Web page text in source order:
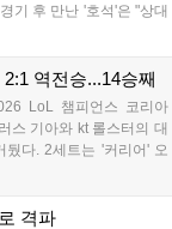
기 후 만난 '호석'은 "상대
있을 것 같았다"고 말하
역전승...14승째
LoL 챔피언스 코리아
스 기아와 kt 롤스터의 대
다. 2세트는 '커리어' 오
났고, 3세트에서는 라인
격파